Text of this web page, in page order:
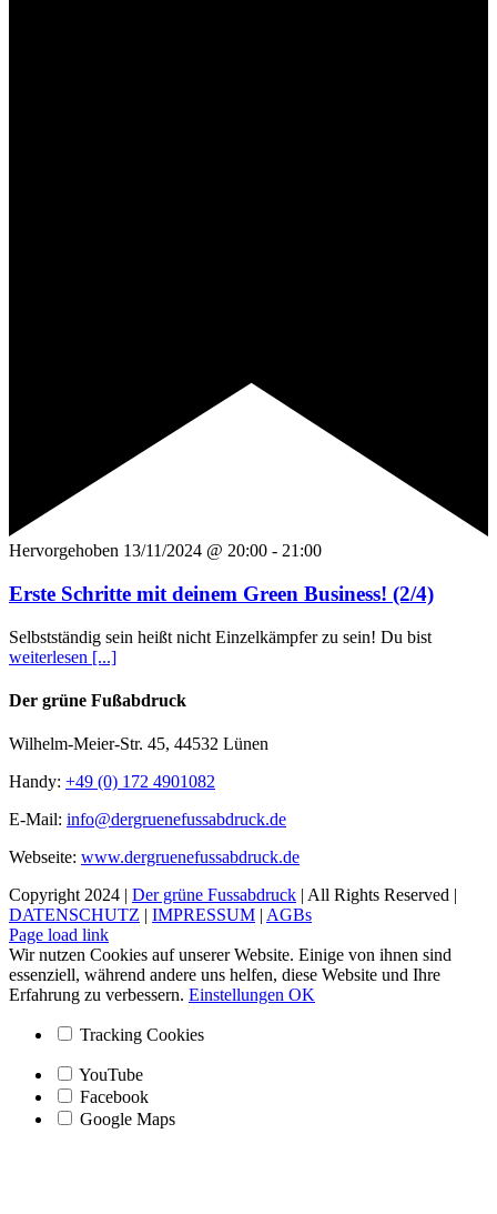
Hervorgehoben 13/11/2024 @ 20:00 - 21:00
Erste Schritte mit deinem Green Business! (2/4)
Selbstständig sein heißt nicht Einzelkämpfer zu sein! Du bist
weiterlesen [...]
Der grüne Fußabdruck
Wilhelm-Meier-Str. 45, 44532 Lünen
Handy: +49 (0) 172 4901082
E-Mail: info@dergruenefussabdruck.de
Webseite: www.dergruenefussabdruck.de
Copyright 2024 | Der grüne Fussabdruck | All Rights Reserved |
DATENSCHUTZ | IMPRESSUM | AGBs
Facebook
Instagram
Page load link
Wir nutzen Cookies auf unserer Website. Einige von ihnen sind
essenziell, während andere uns helfen, diese Website und Ihre
Erfahrung zu verbessern. Einstellungen OK
Tracking Cookies
YouTube
Facebook
Google Maps